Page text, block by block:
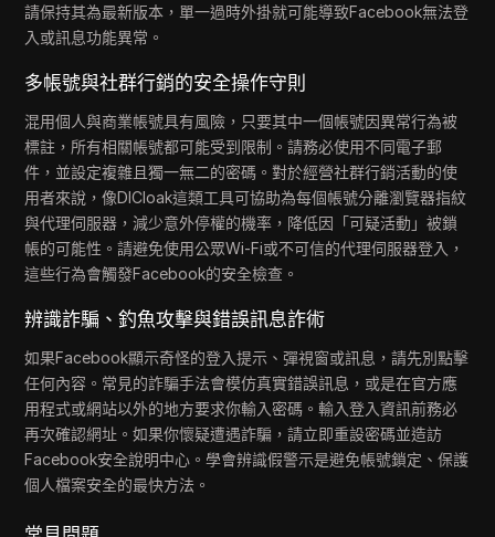
請保持其為最新版本，單一過時外掛就可能導致Facebook無法登
入或訊息功能異常。
多帳號與社群行銷的安全操作守則
混用個人與商業帳號具有風險，只要其中一個帳號因異常行為被
標註，所有相關帳號都可能受到限制。請務必使用不同電子郵
件，並設定複雜且獨一無二的密碼。對於經營社群行銷活動的使
用者來說，像DICloak這類工具可協助為每個帳號分離瀏覽器指紋
與代理伺服器，減少意外停權的機率，降低因「可疑活動」被鎖
帳的可能性。請避免使用公眾Wi-Fi或不可信的代理伺服器登入，
這些行為會觸發Facebook的安全檢查。
辨識詐騙、釣魚攻擊與錯誤訊息詐術
如果Facebook顯示奇怪的登入提示、彈視窗或訊息，請先別點擊
任何內容。常見的詐騙手法會模仿真實錯誤訊息，或是在官方應
用程式或網站以外的地方要求你輸入密碼。輸入登入資訊前務必
再次確認網址。如果你懷疑遭遇詐騙，請立即重設密碼並造訪
Facebook安全說明中心。學會辨識假警示是避免帳號鎖定、保護
個人檔案安全的最快方法。